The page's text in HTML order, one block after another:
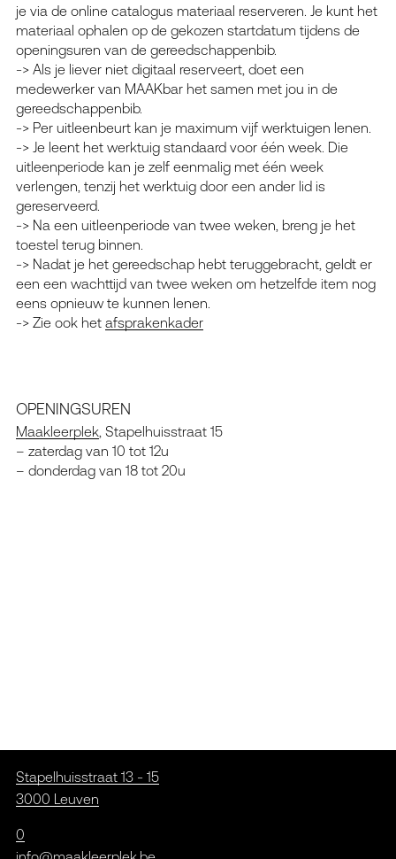
je via de online catalogus materiaal reserveren. Je kunt het
materiaal ophalen op de gekozen startdatum tijdens de
openingsuren van de gereedschappenbib.
-> Als je liever niet digitaal reserveert, doet een
medewerker van MAAKbar het samen met jou in de
gereedschappenbib.
-> Per uitleenbeurt kan je maximum vijf werktuigen lenen.
-> Je leent het werktuig standaard voor één week. Die
uitleenperiode kan je zelf eenmalig met één week
verlengen, tenzij het werktuig door een ander lid is
gereserveerd.
-> Na een uitleenperiode van twee weken, breng je het
toestel terug binnen.
-> Nadat je het gereedschap hebt teruggebracht, geldt er
een een wachttijd van twee weken om hetzelfde item nog
eens opnieuw te kunnen lenen.
-> Zie ook het afsprakenkader
OPENINGSUREN
Maakleerplek, Stapelhuisstraat 15
– zaterdag van 10 tot 12u
– donderdag van 18 tot 20u
Stapelhuisstraat 13 - 15
3000 Leuven
0